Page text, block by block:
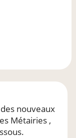
des nouveaux
Métairies ,